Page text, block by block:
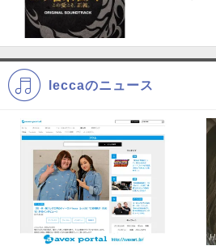
leccaのニュース